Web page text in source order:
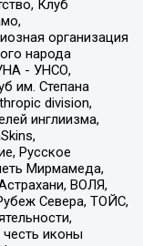
Клуб
организация
народа
- УНСО,
им. Степана
division,
инглиизма,
Русское
Мирмамеда,
ВОЛЯ,
Севера, ТОЙС,
иконы